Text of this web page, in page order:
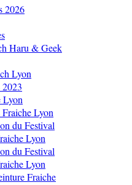
2026
Haru & Geek
Lyon
Lyon
Lyon
du Festival
Lyon
du Festival
Lyon
Fraiche